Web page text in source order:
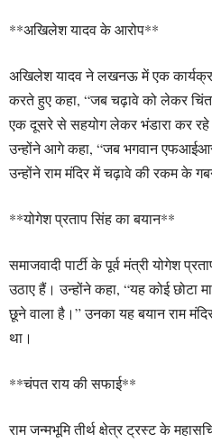
**अखिलेश यादव के आरोप**
अखिलेश यादव ने लखनऊ में एक
करते हुए कहा, “जब चढ़ावे को लेकर
एक दूसरे से सहयोग लेकर भंडारा कर रहे
उन्होंने आगे कहा, “जब भगवान
उन्होंने राम मंदिर में चढ़ावे की रकम के
**योगेश प्रताप सिंह का बयान**
समाजवादी पार्टी के पूर्व मंत्री योगेश
उठाए हैं। उन्होंने कहा, “यह कोई छोटा
छूने वाला है।” उनका यह बयान राम
था।
**चंपत राय की सफाई**
राम जन्मभूमि तीर्थ क्षेत्र ट्रस्ट के